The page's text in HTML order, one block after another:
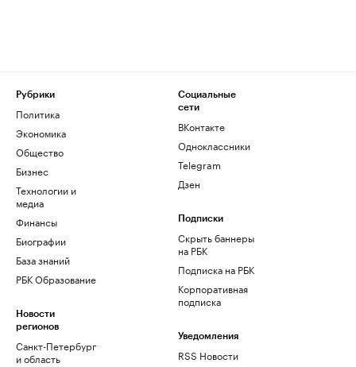
Рубрики
Политика
Экономика
Общество
Бизнес
Технологии и
медиа
Финансы
Биографии
База знаний
РБК Образование
Новости
регионов
Санкт-Петербург
и область
Социальные
сети
ВКонтакте
Одноклассники
Telegram
Дзен
Подписки
Скрыть баннеры
на РБК
Подписка на РБК
Корпоративная
подписка
Уведомления
RSS Новости